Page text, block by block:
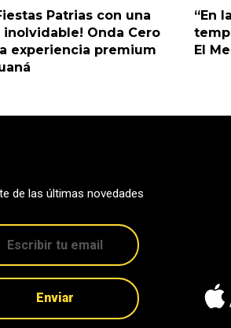
Patrias con una
inolvidable! Onda Cero
experiencia premium
“En
El
de las últimas novedades
Enviar